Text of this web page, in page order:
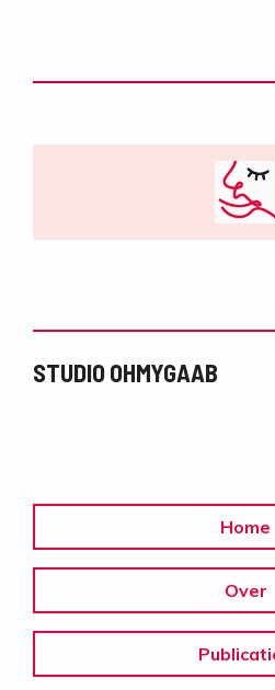
STUDIO OHMYGAAB
Home
Over